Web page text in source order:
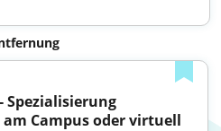
- Spezialisierung
Campus oder virtuell